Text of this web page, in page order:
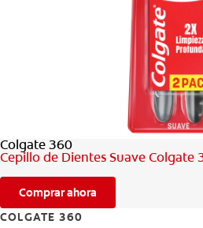
Colgate 360
Cepillo de Dientes Suave Colgate
Comprar ahora
COLGATE 360